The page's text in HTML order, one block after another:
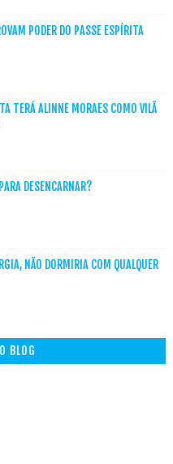
PODER DO PASSE ESPÍRITA
TERÁ ALINNE MORAES COMO VILÃ
DESENCARNAR?
NÃO DORMIRIA COM QUALQUER
BLOG